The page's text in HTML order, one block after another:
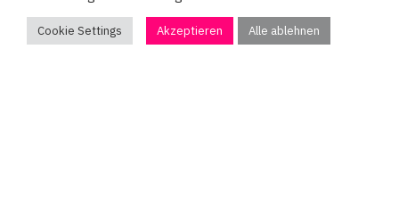
Cookie Settings Akzeptieren Alle ablehnen